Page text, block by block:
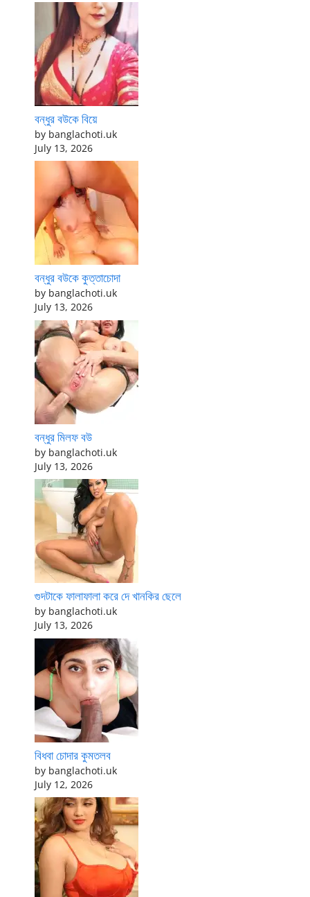
বন্ধুর বউকে বিয়ে
by banglachoti.uk
July 13, 2026
বন্ধুর বউকে কুত্তাচোদা
by banglachoti.uk
July 13, 2026
বন্ধুর মিলফ বউ
by banglachoti.uk
July 13, 2026
গুদটাকে ফালাফালা করে দে খানকির ছেলে
by banglachoti.uk
July 13, 2026
বিধবা চোদার কুমতলব
by banglachoti.uk
July 12, 2026